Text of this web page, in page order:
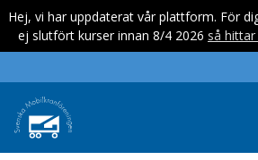
Hej, vi har uppdaterat vår plattform. För
ej slutfört kurser innan 8/4 2026 så